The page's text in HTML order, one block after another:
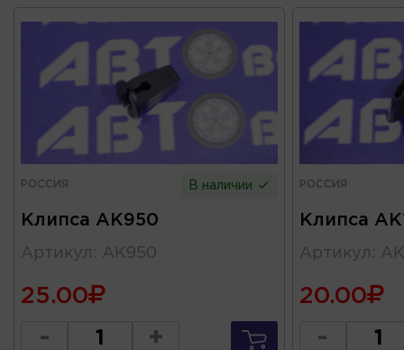
РОССИЯ В наличии
Клипса AK950
Артикул : AK950
25.00
- +
РОССИЯ
Клипса
Артикул :
20.00
-